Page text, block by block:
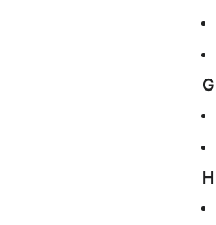
G
H